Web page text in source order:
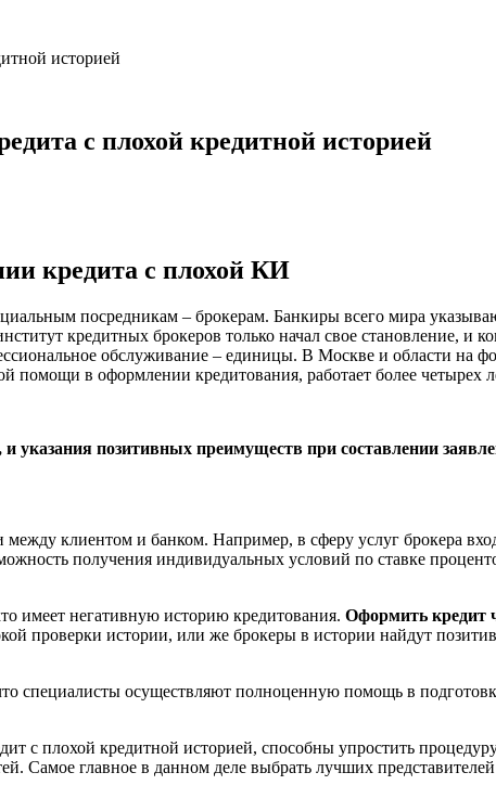
историей
с плохой кредитной историей
кредита с плохой КИ
посредникам – брокерам. Банкиры всего мира
кредитных брокеров только начал свое становление, и
обслуживание – единицы. В Москве и области на
помощи в оформлении кредитования, работает более четырех
указания позитивных преимуществ при составлении
между клиентом и банком. Например, в сферу услуг брокера
получения индивидуальных условий по ставке
имеет негативную историю кредитования. Оформить кредит
проверки истории, или же брокеры в истории найдут
специалисты осуществляют полноценную помощь в
с плохой кредитной историей, способны упростить
Самое главное в данном деле выбрать лучших